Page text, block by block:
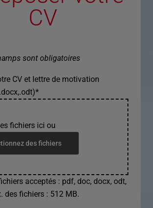
CV
sont obligatoires
CV et lettre de motivation
*
fichiers ici ou
des fichiers
acceptés : pdf, doc, docx, odt,
des fichiers : 512 MB.